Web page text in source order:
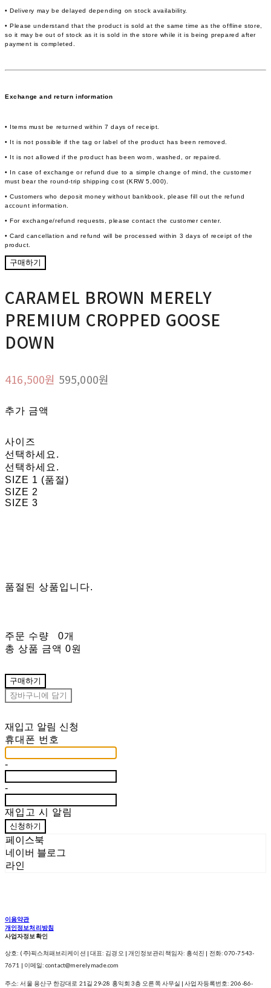
• Delivery may be delayed depending on stock availability.
• Please understand that the product is sold at the same time as the offline store,
so it may be out of stock as it is sold in the store while it is being prepared after
payment is completed.
Exchange and return information
• Items must be returned within 7 days of receipt.
• It is not possible if the tag or label of the product has been removed.
• It is not allowed if the product has been worn, washed, or repaired.
• In case of exchange or refund due to a simple change of mind, the customer
must bear the round-trip shipping cost (KRW 5,000).
• Customers who deposit money without bankbook, please fill out the refund
account information.
• For exchange/refund requests, please contact the customer center.
• Card cancellation and refund will be processed within 3 days of receipt of the
product.
구매하기
CARAMEL BROWN MERELY
PREMIUM CROPPED GOOSE
DOWN
416,500원 595,000원
추가 금액
사이즈
선택하세요.
선택하세요.
SIZE 1 (품절)
SIZE 2
SIZE 3
품절된 상품입니다.
주문 수량
0개
총 상품 금액 0원
구매하기
장바구니에 담기
재입고 알림 신청
휴대폰 번호
-
-
재입고 시 알림
신청하기
페이스북
네이버 블로그
라인
이용약관
개인정보처리방침
사업자정보확인
상호: (주)픽스쳐패브리케이션 | 대표: 김경오 | 개인정보관리책임자: 흥석진 | 전화: 070-7543-
7671 | 이메일: contact@merelymade.com
주소: 서울 용산구 한강대로 21길 29-28 홍익회 3층 오른쪽 사무실 | 사업자등록번호:206-86-